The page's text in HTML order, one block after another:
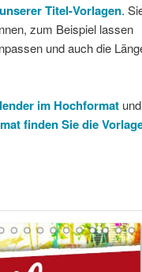
Titel-Vorlagen.
zum Beispiel lassen
und auch die
im Hochformat und
finden Sie die